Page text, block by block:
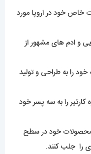
خاص خود در اروپا مورد
و ادم های مشهور از
را به طراحی و تولید
در اخر در سال 1899 اداره کارتیر را به سه پسر خود
محصولات خود در سطح
را جلب کنند.